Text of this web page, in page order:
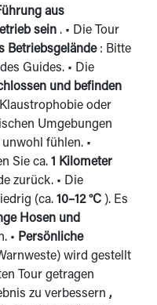
aus
sein . • Die Tour
Betriebsgelände: Bitte
Guides. • Die
und befinden
oder
Umgebungen
fühlen. •
Sie ca. 1 Kilometer
zurück. • Die
(ca. 10–12 °C ). Es
Hosen und
• Persönliche
wird gestellt
Tour getragen
zu verbessern ,